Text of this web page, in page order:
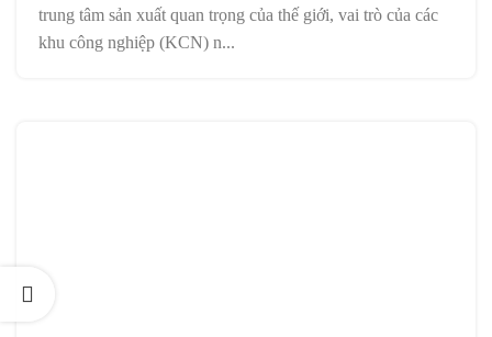
trung tâm sản xuất quan trọng của thế giới, vai trò của các
khu công nghiệp (KCN) n...